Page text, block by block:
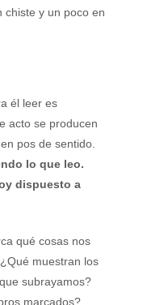
chiste y un poco en
él leer es
acto se producen
pos de sentido.
lo que leo.
dispuesto a
qué cosas nos
muestran los
subrayamos?
marcados?